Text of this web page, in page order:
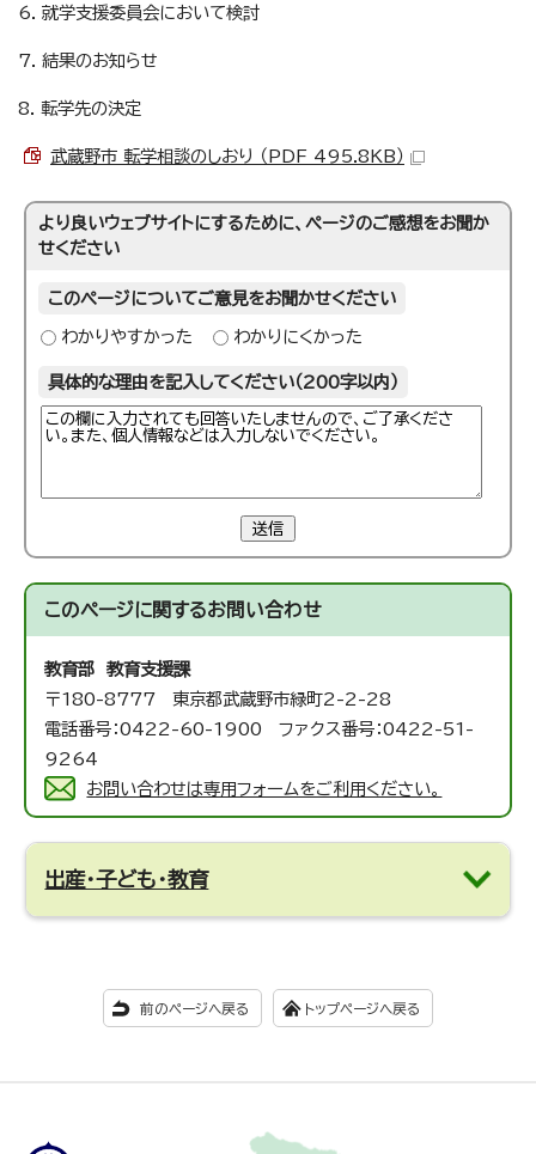
6. 就学支援委員会において検討
7. 結果のお知らせ
8. 転学先の決定
武蔵野市 転学相談のしおり （PDF 495.8KB）
より良いウェブサイトにするために、ページのご感想をお聞か
せください
このページについてご意見をお聞かせください
わかりやすかった わかりにくかった
具体的な理由を記入してください（200字以内）
送信
このページに関するお問い合わせ
教育部 教育支援課
〒180-8777 東京都武蔵野市緑町2-2-28
電話番号：0422-60-1900 ファクス番号：0422-51-
9264
お問い合わせは専用フォームをご利用ください。
出産・子ども・教育
前のページへ戻る トップページへ戻る